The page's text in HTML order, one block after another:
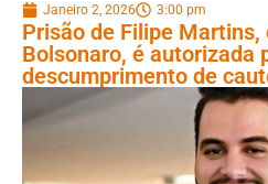
Janeiro 2, 2026 3:00 pm
Prisão de Filipe Martins,
Bolsonaro, é autorizada
descumprimento de